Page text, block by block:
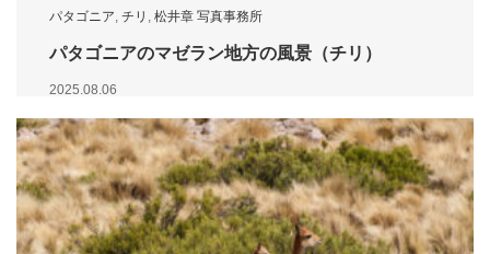
パタゴニア, チリ , 松井章 写真事務所
パタゴニアのマゼラン地方の風景（チリ）
2025.08.06